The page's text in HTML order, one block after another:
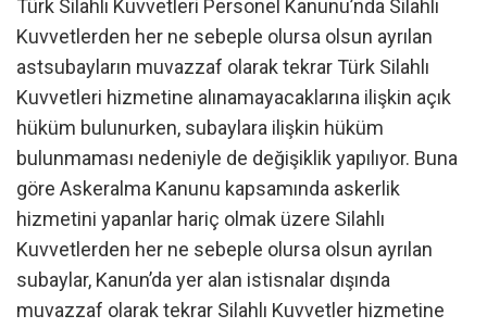
Türk Silahlı Kuvvetleri Personel Kanunu’nda Silahlı
Kuvvetlerden her ne sebeple olursa olsun ayrılan
astsubayların muvazzaf olarak tekrar Türk Silahlı
Kuvvetleri hizmetine alınamayacaklarına ilişkin açık
hüküm bulunurken, subaylara ilişkin hüküm
bulunmaması nedeniyle de değişiklik yapılıyor. Buna
göre Askeralma Kanunu kapsamında askerlik
hizmetini yapanlar hariç olmak üzere Silahlı
Kuvvetlerden her ne sebeple olursa olsun ayrılan
subaylar, Kanun’da yer alan istisnalar dışında
muvazzaf olarak tekrar Silahlı Kuvvetler hizmetine